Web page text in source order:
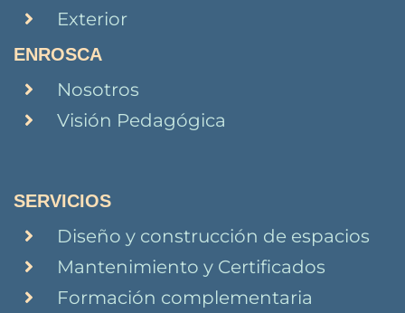
Exterior
ENROSCA
Nosotros
Visión Pedagógica
SERVICIOS
Diseño y construcción de espacios
Mantenimiento y Certificados
Formación complementaria